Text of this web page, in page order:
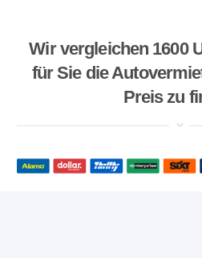
Wir vergleichen 1600
für Sie die
Preis zu